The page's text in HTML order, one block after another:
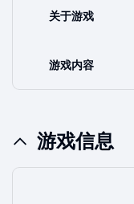
关于游戏
游戏内容
游戏信息